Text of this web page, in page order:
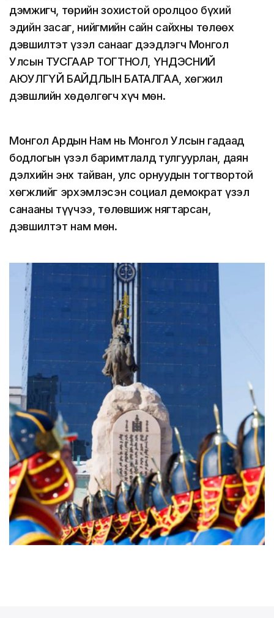
дэмжигч, төрийн зохистой оролцоо бүхий
эдийн засаг, нийгмийн сайн сайхны төлөөх
дэвшилтэт үзэл санааг дээдлэгч Монгол
Улсын ТУСГААР ТОГТНОЛ, ҮНДЭСНИЙ
АЮУЛГҮЙ БАЙДЛЫН БАТАЛГАА, хөгжил
дэвшлийн хөдөлгөгч хүч мөн.
Монгол Ардын Нам нь Монгол Улсын гадаад
бодлогын үзэл баримтлалд тулгуурлан, даян
дэлхийн энх тайван, улс орнуудын тогтвортой
хөгжлийг эрхэмлэсэн социал демократ үзэл
санааны түүчээ, төлөвшиж нягтарсан,
дэвшилтэт нам мөн.